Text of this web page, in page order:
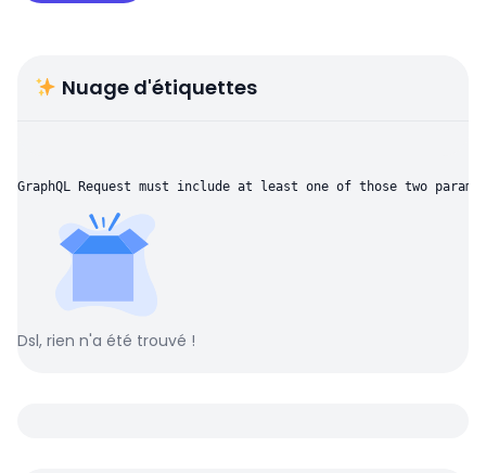
Nuage d'étiquettes
GraphQL Request must include at least one of those two
Dsl, rien n'a été trouvé !